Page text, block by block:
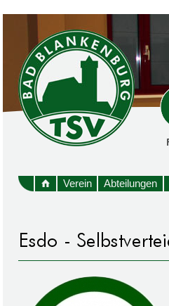
Verein Abteilungen